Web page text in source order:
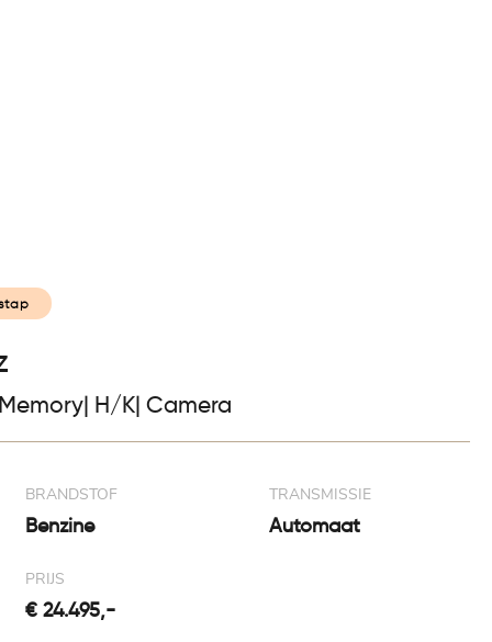
H/K| Camera
BRANDSTOF
Benzine
TRANSMISSIE
Automaat
PRIJS
€ 24.495,-